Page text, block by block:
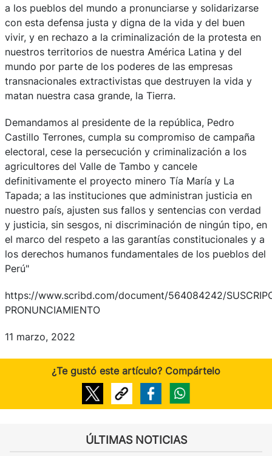
a los pueblos del mundo a pronunciarse y solidarizarse
con esta defensa justa y digna de la vida y del buen
vivir, y en rechazo a la criminalización de la protesta en
nuestros territorios de nuestra América Latina y del
mundo por parte de los poderes de las empresas
transnacionales extractivistas que destruyen la vida y
matan nuestra casa grande, la Tierra.
Demandamos al presidente de la república, Pedro
Castillo Terrones, cumpla su compromiso de campaña
electoral, cese la persecución y criminalización a los
agricultores del Valle de Tambo y cancele
definitivamente el proyecto minero Tía María y La
Tapada; a las instituciones que administran justicia en
nuestro país, ajusten sus fallos y sentencias con verdad
y justicia, sin sesgos, ni discriminación de ningún tipo, en
el marco del respeto a las garantías constitucionales y a
los derechos humanos fundamentales de los pueblos del
Perú"
https://www.scribd.com/document/564084242/
PRONUNCIAMIENTO
11 marzo, 2022
¿Te gustó este artículo? Compártelo
ÚLTIMAS NOTICIAS